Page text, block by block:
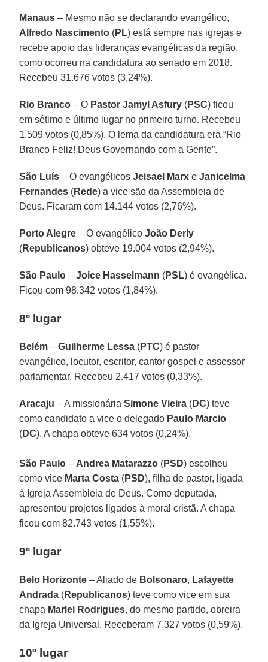
Manaus – Mesmo não se declarando evangélico,
Alfredo Nascimento (PL) está sempre nas igrejas e
recebe apoio das lideranças evangélicas da região,
como ocorreu na candidatura ao senado em 2018.
Recebeu 31.676 votos (3,24%).
Rio Branco – O Pastor Jamyl Asfury (PSC) ficou
em sétimo e último lugar no primeiro turno. Recebeu
1.509 votos (0,85%). O lema da candidatura era “Rio
Branco Feliz! Deus Governando com a Gente”.
São Luís – O evangélicosJeisael Marx e Janicelma
Fernandes (Rede) a vice são da Assembleia de
Deus. Ficaram com 14.144 votos (2,76%).
Porto Alegre – O evangélicoJoão Derly
(Republicanos) obteve 19.004 votos (2,94%).
São Paulo –Joice Hasselmann (PSL) é evangélica.
Ficou com 98.342 votos (1,84%).
8º lugar
Belém –Guilherme Lessa (PTC) é pastor
evangélico, locutor, escritor, cantor gospel e assessor
parlamentar. Recebeu 2.417 votos (0,33%).
Aracaju – A missionáriaSimone Vieira (DC) teve
como candidato a vice o delegado Paulo Marcio
(DC). A chapa obteve 634 votos (0,24%).
São Paulo – Andrea Matarazzo (PSD) escolheu
como vice Marta Costa (PSD), filha de pastor, ligada
à Igreja Assembleia de Deus. Como deputada,
apresentou projetos ligados à moral cristã. A chapa
ficou com 82.743 votos (1,55%).
9º lugar
Belo Horizonte – Aliado de Bolsonaro, Lafayette
Andrada (Republicanos) teve como vice em sua
chapa Marlei Rodrigues, do mesmo partido, obreira
da Igreja Universal. Receberam 7.327 votos (0,59%).
10º lugar